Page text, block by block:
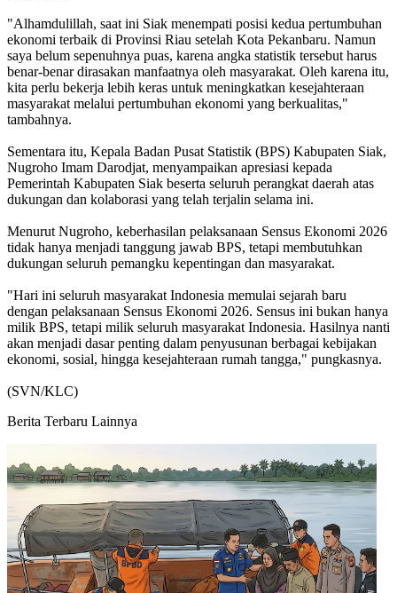
"Alhamdulillah, saat ini Siak menempati posisi kedua pertumbuhan
ekonomi terbaik di Provinsi Riau setelah Kota Pekanbaru. Namun
saya belum sepenuhnya puas, karena angka statistik tersebut harus
benar-benar dirasakan manfaatnya oleh masyarakat. Oleh karena itu,
kita perlu bekerja lebih keras untuk meningkatkan kesejahteraan
masyarakat melalui pertumbuhan ekonomi yang berkualitas,"
tambahnya.
Sementara itu, Kepala Badan Pusat Statistik (BPS) Kabupaten Siak,
Nugroho Imam Darodjat, menyampaikan apresiasi kepada
Pemerintah Kabupaten Siak beserta seluruh perangkat daerah atas
dukungan dan kolaborasi yang telah terjalin selama ini.
Menurut Nugroho, keberhasilan pelaksanaan Sensus Ekonomi 2026
tidak hanya menjadi tanggung jawab BPS, tetapi membutuhkan
dukungan seluruh pemangku kepentingan dan masyarakat.
"Hari ini seluruh masyarakat Indonesia memulai sejarah baru
dengan pelaksanaan Sensus Ekonomi 2026. Sensus ini bukan hanya
milik BPS, tetapi milik seluruh masyarakat Indonesia. Hasilnya nanti
akan menjadi dasar penting dalam penyusunan berbagai kebijakan
ekonomi, sosial, hingga kesejahteraan rumah tangga," pungkasnya.
(SVN/KLC)
Berita Terbaru Lainnya